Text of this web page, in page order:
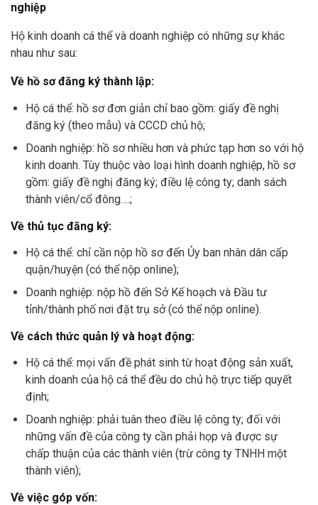
nghiệp
Hộ kinh doanh cá thể và doanh nghiệp có những sự khác
nhau như sau:
Về hồ sơ đăng ký thành lập:
Hộ cá thể: hồ sơ đơn giản chỉ bao gồm: giấy đề nghị
đăng ký (theo mẫu) và CCCD chủ hộ;
Doanh nghiệp: hồ sơ nhiều hơn và phức tạp hơn so với hộ
kinh doanh. Tùy thuộc vào loại hình doanh nghiệp, hồ sơ
gồm: giấy đề nghị đăng ký; điều lệ công ty; danh sách
thành viên/cổ đông….;
Về thủ tục đăng ký:
Hộ cá thể: chỉ cần nộp hồ sơ đến Ủy ban nhân dân cấp
quận/huyện (có thể nộp online);
Doanh nghiệp: nộp hồ đến Sở Kế hoạch và Đầu tư
tỉnh/thành phố nơi đặt trụ sở (có thể nộp online).
Về cách thức quản lý và hoạt động:
Hộ cá thể: mọi vấn đề phát sinh từ hoạt động sản xuất,
kinh doanh của hộ cá thể đều do chủ hộ trực tiếp quyết
định;
Doanh nghiệp: phải tuân theo điều lệ công ty; đối với
những vấn đề của công ty cần phải họp và được sự
chấp thuận của các thành viên (trừ công ty TNHH một
thành viên);
Về việc góp vốn: